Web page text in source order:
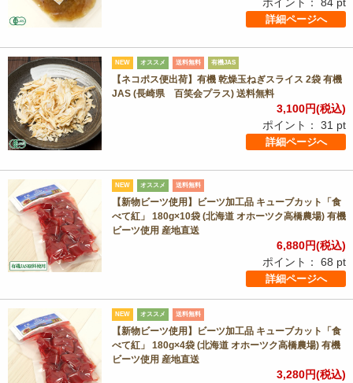
詳細ページへ
NEW オススメ 送料無料 有機JAS
【ネコポス便出荷】有機 乾燥玉ねぎスライス 2袋 有機
JAS (長崎県 百笑会プラス) 送料無料
3,100円(税込)
ポイント： 31 pt
詳細ページへ
NEW オススメ 送料無料
【新物ビーツ使用】ビーツ加工品 キューブカット「食
べて紅」 180g×10袋 (北海道 オホーツク高橋農場) 有機
ビーツ使用 産地直送
6,880円(税込)
ポイント： 68 pt
詳細ページへ
NEW オススメ 送料無料
【新物ビーツ使用】ビーツ加工品 キューブカット「食
べて紅」 180g×4袋 (北海道 オホーツク高橋農場) 有機
ビーツ使用 産地直送
3,280円(税込)